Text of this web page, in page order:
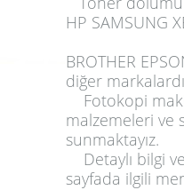
HP SAMSUNG
BROTHER
diğer
Fotokopi
malzemeleri ve
sunmaktayız.
Detaylı bilgi
sayfada ilgili